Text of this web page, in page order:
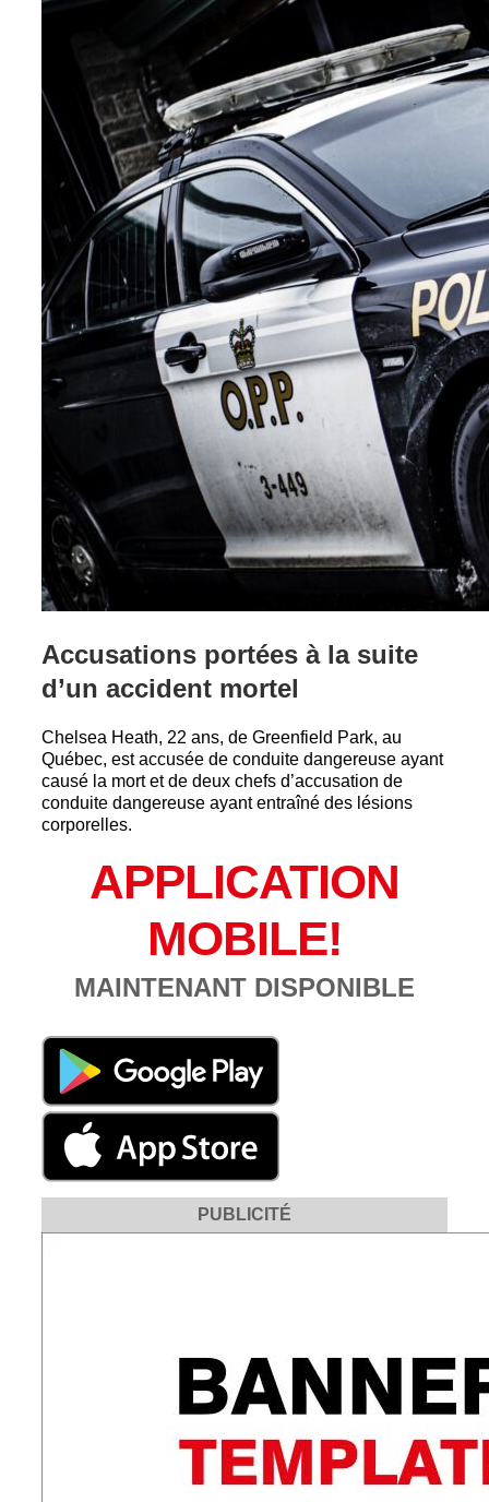
Accusations portées à la suite
d’un accident mortel
Chelsea Heath, 22 ans, de Greenfield Park, au
Québec, est accusée de conduite dangereuse ayant
causé la mort et de deux chefs d’accusation de
conduite dangereuse ayant entraîné des lésions
corporelles.
APPLICATION
MOBILE!
MAINTENANT DISPONIBLE
PUBLICITÉ